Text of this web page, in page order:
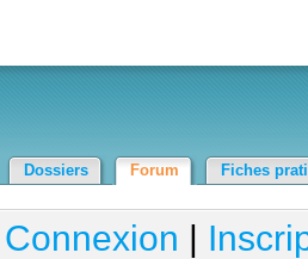
Dossiers Forum Fiches
Connexion |